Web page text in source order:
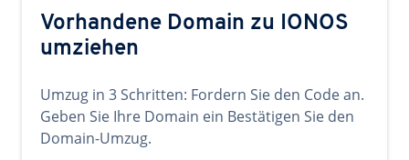
Vorhandene Domain zu IONOS
umziehen
Umzug in 3 Schritten: Fordern Sie den Code an.
Geben Sie Ihre Domain ein Bestätigen Sie den
Domain-Umzug.